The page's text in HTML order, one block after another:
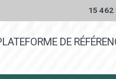
15
DE